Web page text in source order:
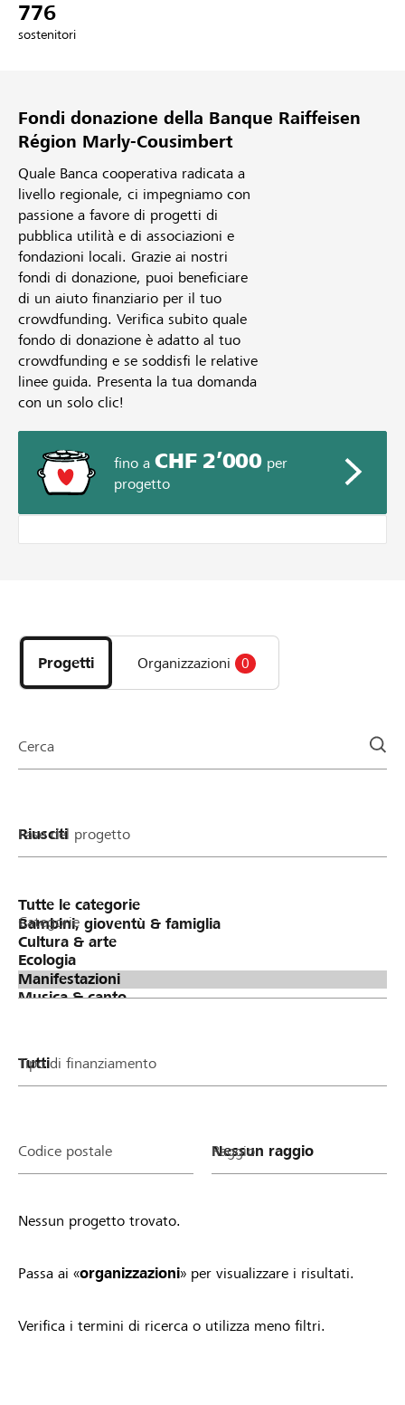
DE
776
sostenitori
Fondi donazione della Banque Raiffeisen
Région Marly-Cousimbert
Quale Banca cooperativa radicata a
livello regionale, ci impegniamo con
passione a favore di progetti di
pubblica utilità e di associazioni e
fondazioni locali. Grazie ai nostri
fondi di donazione, puoi beneficiare
di un aiuto finanziario per il tuo
crowdfunding. Verifica subito quale
fondo di donazione è adatto al tuo
crowdfunding e se soddisfi le relative
linee guida. Presenta la tua domanda
con un solo clic!
fino a CHF 2’000per
progetto
i
progetti
e
della
Progetti Organizzazioni 0
Cerca
Fase del progetto
Categorie
Tipo di finanziamento
Codice postale Raggio
Nessun progetto trovato.
Passa ai «organizzazioni» per visualizzare i risultati.
Verifica i termini di ricerca o utilizza meno filtri.